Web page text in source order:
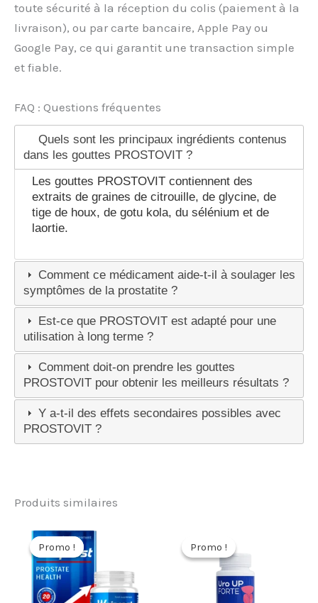
toute sécurité à la réception du colis (paiement à la
livraison), ou par carte bancaire, Apple Pay ou
Google Pay, ce qui garantit une transaction simple
et fiable.
FAQ : Questions fréquentes
Quels sont les principaux ingrédients contenus
dans les gouttes PROSTOVIT ?
Les gouttes PROSTOVIT contiennent des
extraits de graines de citrouille, de glycine, de
tige de houx, de gotu kola, du sélénium et de
laortie.
Comment ce médicament aide-t-il à soulager les
symptômes de la prostatite ?
Est-ce que PROSTOVIT est adapté pour une
utilisation à long terme ?
Comment doit-on prendre les gouttes
PROSTOVIT pour obtenir les meilleurs résultats ?
Y a-t-il des effets secondaires possibles avec
PROSTOVIT ?
Produits similaires
Promo !
Promo ! Promo !
Promo !